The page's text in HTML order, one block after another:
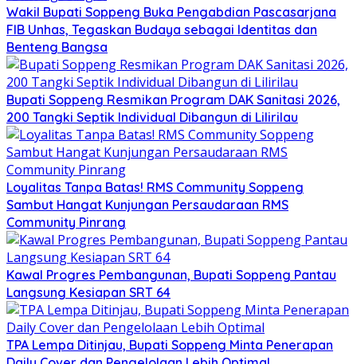
Wakil Bupati Soppeng Buka Pengabdian Pascasarjana
FIB Unhas, Tegaskan Budaya sebagai Identitas dan
Benteng Bangsa
Bupati Soppeng Resmikan Program DAK Sanitasi 2026,
200 Tangki Septik Individual Dibangun di Lilirilau
Loyalitas Tanpa Batas! RMS Community Soppeng
Sambut Hangat Kunjungan Persaudaraan RMS
Community Pinrang
Kawal Progres Pembangunan, Bupati Soppeng Pantau
Langsung Kesiapan SRT 64
TPA Lempa Ditinjau, Bupati Soppeng Minta Penerapan